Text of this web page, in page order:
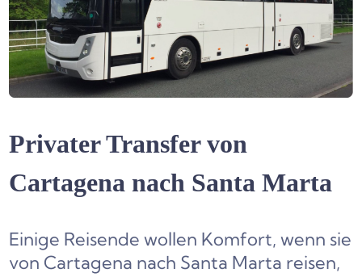
Privater Transfer von
Cartagena nach Santa Marta
Einige Reisende wollen Komfort, wenn sie
von Cartagena nach Santa Marta reisen,